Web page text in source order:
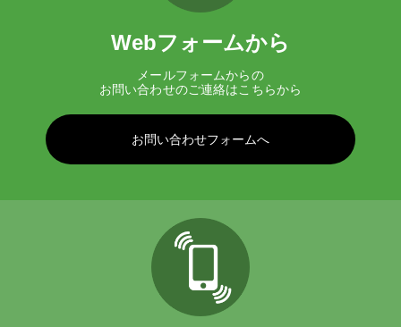
Webフォームから
メールフォームからの
お問い合わせのご連絡はこちらから
お問い合わせフォームへ